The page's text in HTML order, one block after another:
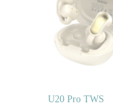
U20 Pro TWS